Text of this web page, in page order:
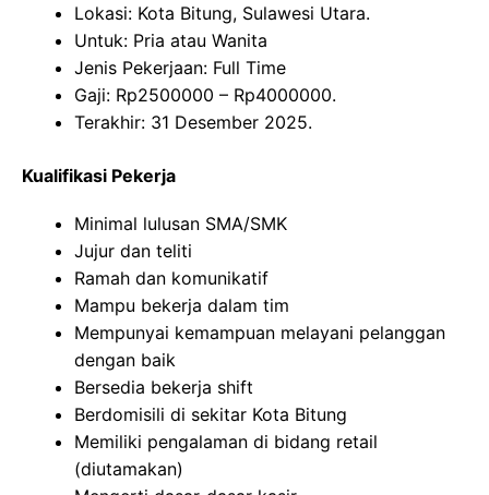
Lokasi: Kota Bitung, Sulawesi Utara.
Untuk: Pria atau Wanita
Jenis Pekerjaan: Full Time
Gaji: Rp2500000 – Rp4000000.
Terakhir: 31 Desember 2025.
Kualifikasi Pekerja
Minimal lulusan SMA/SMK
Jujur dan teliti
Ramah dan komunikatif
Mampu bekerja dalam tim
Mempunyai kemampuan melayani pelanggan
dengan baik
Bersedia bekerja shift
Berdomisili di sekitar Kota Bitung
Memiliki pengalaman di bidang retail
(diutamakan)